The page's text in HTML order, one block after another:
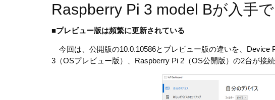
Raspberry Pi 3 model Bが入手
■プレビュー版は頻繁に更新されている
今回は、公開版の10.0.10586とプレビュー版の違いを、Device
3（OSプレビュー版）、Raspberry Pi 2（OS公開版）の2台が接続